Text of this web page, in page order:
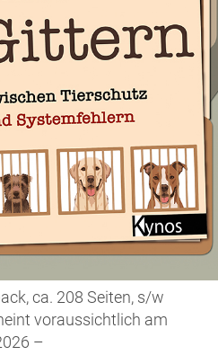
ca. 208 Seiten, s/w
voraussichtlich am
–